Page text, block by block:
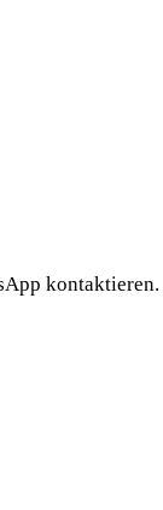
kontaktieren.